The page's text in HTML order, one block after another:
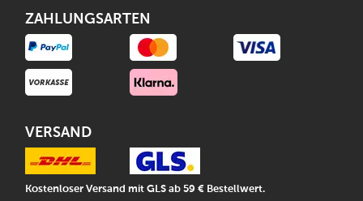
ZAHLUNGSARTEN
VERSAND
Kostenloser Versand mit GLS ab 59 € Bestellwert.